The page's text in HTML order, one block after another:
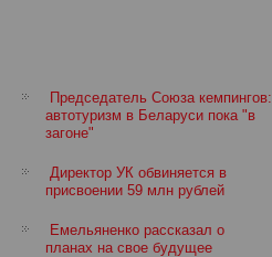
Председатель Союза кемпингов:
автотуризм в Беларуси пока "в
загоне"
Директор УК обвиняется в
присвоении 59 млн рублей
Емельяненко рассказал о
планах на свое будущее